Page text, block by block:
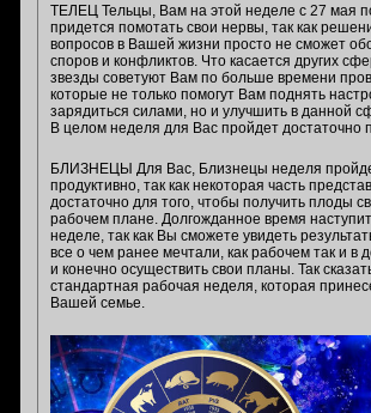
ТЕЛЕЦ Тельцы, Вам на этой неделе с 27 мая
придется помотать свои нервы, так как
вопросов в Вашей жизни просто не сможет
споров и конфликтов. Что касается других
звезды советуют Вам по больше времени
которые не только помогут Вам поднять
зарядиться силами, но и улучшить в данной
В целом неделя для Вас пройдет достаточно
БЛИЗНЕЦЫ Для Вас, Близнецы неделя
продуктивно, так как некоторая часть
достаточно для того, чтобы получить плоды
рабочем плане. Долгожданное время
неделе, так как Вы сможете увидеть
все о чем ранее мечтали, как рабочем так и в
и конечно осуществить свои планы. Так
стандартная рабочая неделя, которая
Вашей семье.